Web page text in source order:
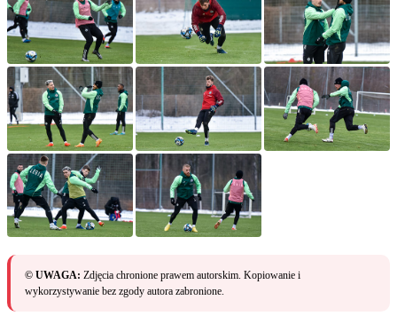
© UWAGA: Zdjęcia chronione prawem autorskim. Kopiowanie i
wykorzystywanie bez zgody autora zabronione.